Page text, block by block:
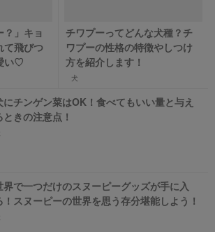
？」キョ
て飛びつ
い♡
チワプーってどんな犬種？チ
ワプーの性格の特徴やしつけ
方を紹介します！
犬
にチンゲン菜はOK！食べてもいい量と与え
ときの注意点！
界で一つだけのスヌーピーグッズが手に入
！スヌーピーの世界を思う存分堪能しよう！